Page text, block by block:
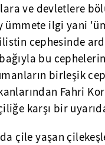
ve devletlere
ümmete ilgi yani
cephesinde
bu
birleşik
Fahri
karşı bir
çile yaşan